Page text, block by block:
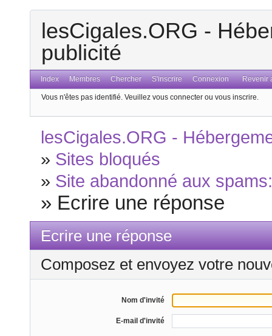
lesCigales.ORG -
publicité
Index Membres Chercher S'inscrire Connexion Revenir
Vous n'êtes pas identifié. Veuillez vous connecter ou vous inscrire.
lesCigales.ORG -
» Sites bloqués
» Site abandonné aux
» Ecrire une réponse
Ecrire une réponse
Composez et envoyez votre
Nom d'invité
E-mail d'invité